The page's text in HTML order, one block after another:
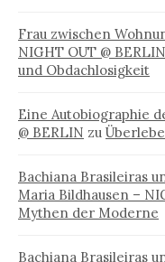
Frau zwischen
NIGHT OUT @ BERLIN
und Obdachlosigkeit
Eine Autobiographie
@ BERLIN zu
Bachiana Brasileiras
Maria Bildhausen –
Mythen der Moderne
Bachiana Brasileiras